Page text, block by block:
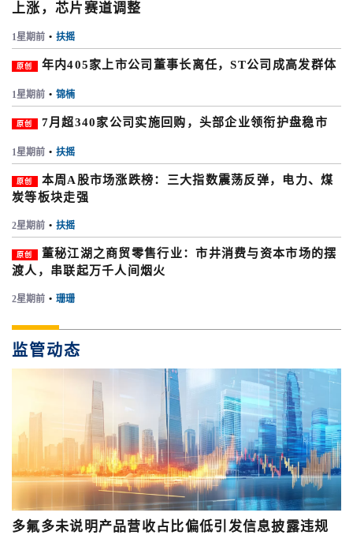
上涨，芯片赛道调整
1星期前 • 扶摇
原创 年内405家上市公司董事长离任，ST公司成高发群体
1星期前 • 锦楠
原创 7月超340家公司实施回购，头部企业领衔护盘稳市
1星期前 • 扶摇
原创
本周A股市场涨跌榜：三大指数震荡反弹，电力、煤
炭等板块走强
2星期前 • 扶摇
原创
董秘江湖之商贸零售行业：市井消费与资本市场的摆
渡人，串联起万千人间烟火
2星期前 • 珊珊
监管动态
多氟多未说明产品营收占比偏低引发信息披露违规